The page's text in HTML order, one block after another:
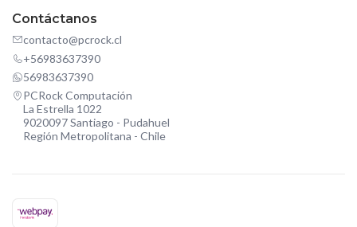
Contáctanos
contacto@pcrock.cl
+56983637390
56983637390
PCRock Computación
La Estrella 1022
9020097 Santiago - Pudahuel
Región Metropolitana - Chile